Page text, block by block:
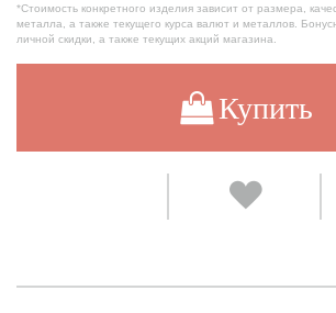
*Стоимость конкретного изделия зависит от размера,
металла, а также текущего курса валют и металлов.
личной скидки, а также текущих акций магазина.
Купить